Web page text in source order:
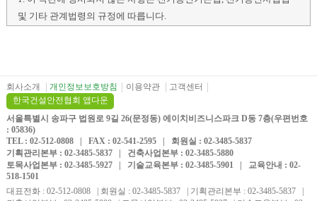
회사소개 개인정보보호방침 이용약관
고객센터
한국건설안전협회 앱다운
서울특별시 송파구 법원로 9길 26(문정동) 에이치비즈니스파크 D동 7층(우편번호
: 05836)
TEL : 02-512-0808 | FAX : 02-541-2595 | 회원실 : 02-3485-5837
기획관리본부 : 02-3485-5837 | 건축사업본부 : 02-3485-5880
토목사업본부 : 02-3485-5927 | 기술교육본부 : 02-3485-5901 | 교육안내 : 02-
518-1501
대표전화 : 02-512-0808 | 회원실 : 02-3485-5837 | 기획관리본부 : 02-3485-5837 |